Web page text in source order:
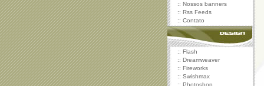
:: Nossos banners
:: Rss Feeds
:: Contato
:: Flash
:: Dreamweaver
:: Fireworks
:: Swishmax
:: Photoshop